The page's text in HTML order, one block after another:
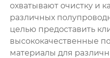
охватывают очистку и
различных
целью предоставить
высококачественные
материалы для